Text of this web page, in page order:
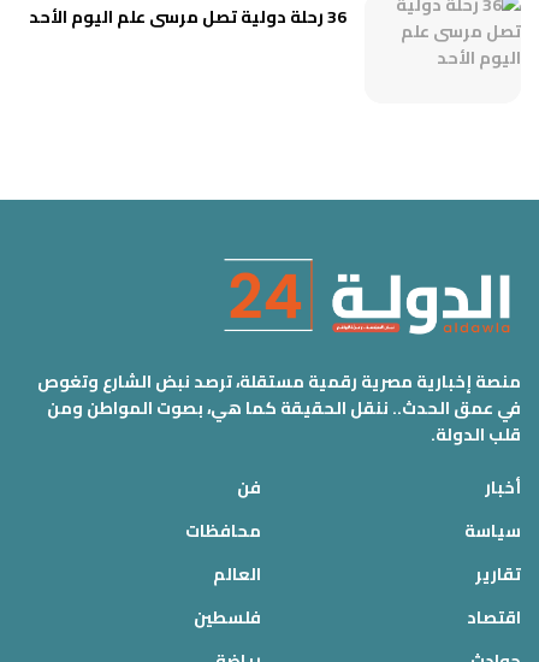
36 رحلة دولية تصل مرسى علم اليوم الأحد
منصة إخبارية مصرية رقمية مستقلة، ترصد نبض الشارع وتغوص
في عمق الحدث.. ننقل الحقيقة كما هي، بصوت المواطن ومن
قلب الدولة.
أخبار
سياسة
تقارير
اقتصاد
فن
محافظات
العالم
فلسطين